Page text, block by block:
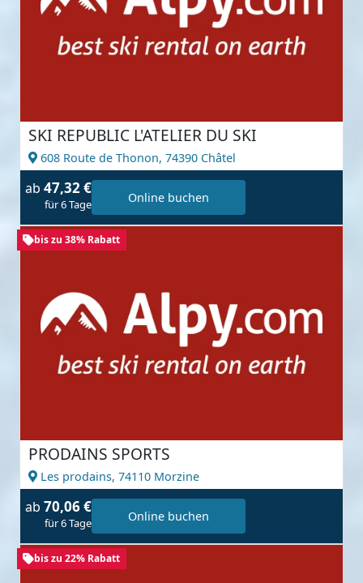
SKI REPUBLIC L'ATELIER DU SKI
608 Route de Thonon, 74390 Châtel
ab 47,32 €
für 6 Tage Online buchen
bis zu 38% Rabatt
PRODAINS SPORTS
Les prodains, 74110 Morzine
ab 70,06 €
für 6 Tage Online buchen
bis zu 22% Rabatt